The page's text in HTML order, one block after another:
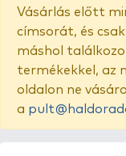
Vásárlás előtt
címsorát, és
máshol
termékekkel, az
oldalon ne
a